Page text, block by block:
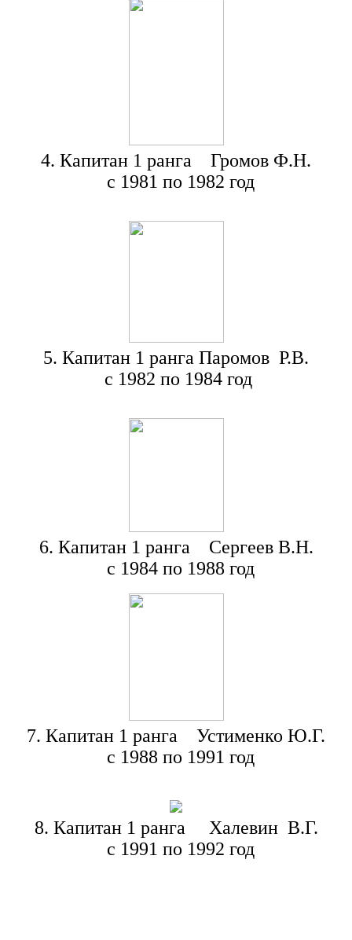
4. Капитан 1 ранга Громов Ф.Н.
с 1981 по 1982 год
5. Капитан 1 ранга Паромов Р.В.
с 1982 по 1984 год
6. Капитан 1 ранга Сергеев В.Н.
с 1984 по 1988 год
7. Капитан 1 ранга Устименко Ю.Г.
с 1988 по 1991 год
8. Капитан 1 ранга Халевин В.Г.
с 1991 по 1992 год